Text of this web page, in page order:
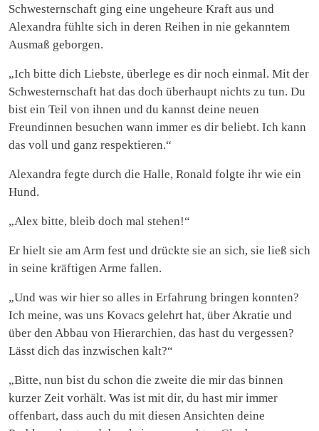
Schwesternschaft ging eine ungeheure Kraft aus und
Alexandra fühlte sich in deren Reihen in nie gekanntem
Ausmaß geborgen.
„Ich bitte dich Liebste, überlege es dir noch einmal. Mit der
Schwesternschaft hat das doch überhaupt nichts zu tun. Du
bist ein Teil von ihnen und du kannst deine neuen
Freundinnen besuchen wann immer es dir beliebt. Ich kann
das voll und ganz respektieren.“
Alexandra fegte durch die Halle, Ronald folgte ihr wie ein
Hund.
„Alex bitte, bleib doch mal stehen!“
Er hielt sie am Arm fest und drückte sie an sich, sie ließ sich
in seine kräftigen Arme fallen.
„Und was wir hier so alles in Erfahrung bringen konnten?
Ich meine, was uns Kovacs gelehrt hat, über Akratie und
über den Abbau von Hierarchien, das hast du vergessen?
Lässt dich das inzwischen kalt?“
„Bitte, nun bist du schon die zweite die mir das binnen
kurzer Zeit vorhält. Was ist mit dir, du hast mir immer
offenbart, dass auch du mit diesen Ansichten deine